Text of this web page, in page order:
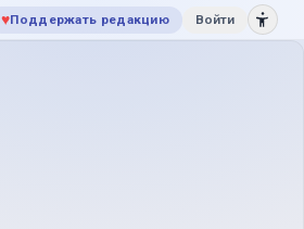
♥Поддержать редакцию Войти